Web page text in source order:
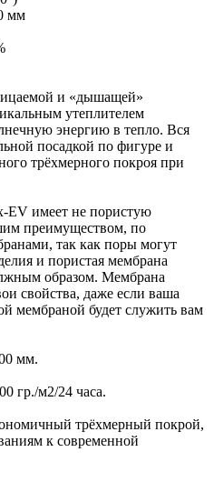
мм
и «дышащей»
утеплителем
энергию в тепло. Вся
посадкой по фигуре и
трёхмерного покроя при
EV имеет не пористую
преимуществом, по
так как поры могут
и пористая мембрана
образом. Мембрана
свойства, даже если ваша
мембраной будет служить вам
мм.
гр./м2/24 часа.
трёхмерный покрой,
к современной